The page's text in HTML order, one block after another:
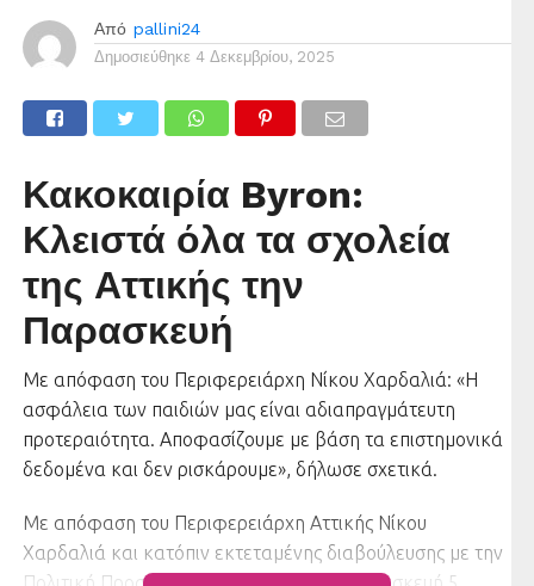
Από pallini24
Δημοσιεύθηκε 4 Δεκεμβρίου, 2025
Κακοκαιρία Byron:
Κλειστά όλα τα σχολεία
της Αττικής την
Παρασκευή
Με απόφαση του Περιφερειάρχη Νίκου Χαρδαλιά: «Η
ασφάλεια των παιδιών μας είναι αδιαπραγμάτευτη
προτεραιότητα. Αποφασίζουμε με βάση τα επιστημονικά
δεδομένα και δεν ρισκάρουμε», δήλωσε σχετικά.
Με απόφαση του Περιφερειάρχη Αττικής Νίκου
Χαρδαλιά και κατόπιν εκτεταμένης διαβούλευσης με την